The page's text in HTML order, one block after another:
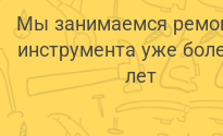
Мы занимаемся
инструмента уже
лет